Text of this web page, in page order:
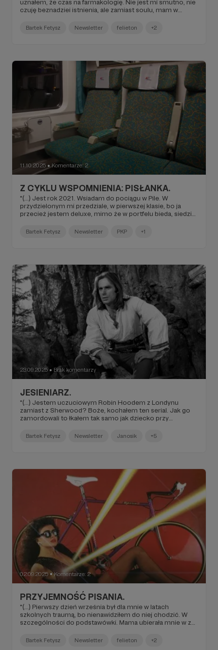
uznałem, że czas na farmakologię. Nie jest mi smutno, nie
czuję beznadziei istnienia, ale zamiast soulu, mam w
tworzyć i normalnie funkcjonować tylko wtedy kiedy mi w
nich wybrzmiewają dźwięki.(...)".
Bartek Fetysz Newsletter felieton +2
11.10.2025 ● Komentarze: 2
Z CYKLU WSPOMNIENIA: PISŁANKA.
"(...) Jest rok 2021. Wsiadam do pociągu w Pile. W
przydzielonym mi przedziale, w pierwszej klasie, bo ja
przecież jestem deluxe, mimo że w portfelu bieda, siedzi
wypełniam ją swoją nadwagą. Przy oknie, jak zwykle (...)".
Bartek Fetysz Newsletter PKP +1
23.09.2025 ● Brak komentarzy
JESIENIARZ.
"(...) Jestem uczuciowym Robin Hoodem z Londynu
zamiast z Sherwood? Boże, kochałem ten serial. Jak go
zamordowali to łkałem tak samo jak dziecko przy
rozjebundę w domu zrobiłem, że śmierć poniósł inny
bohater narodowy (...)".
Bartek Fetysz Newsletter Janosik +5
02.09.2025 ● Komentarze: 2
PRZYJEMNOŚĆ PISANIA.
"(...) Pierwszy dzień września był dla mnie w latach
szkolnych traumą, bo nienawidziłem do niej chodzić. W
szczególności do podstawówki. Mama ubierała mnie w za
namiocie. A jak jeszcze dołożyła krawat to od razu
wiedziałem, że oto jest dzień, który rozpoczyna legalne i
Bartek Fetysz Newsletter felieton +2